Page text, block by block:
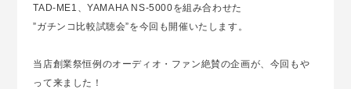
TAD-ME1、YAMAHA NS-5000を組み合わせた
”ガチンコ比較試聴会”を今回も開催いたします。
当店創業祭恒例のオーディオ・ファン絶賛の企画が、今回もや
って来ました！